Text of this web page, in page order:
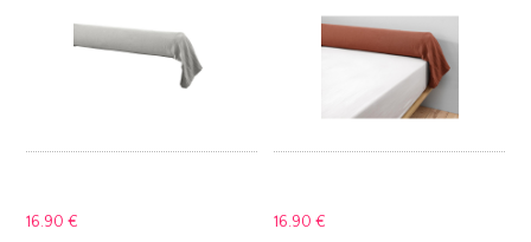
16.90 € 16.90 €